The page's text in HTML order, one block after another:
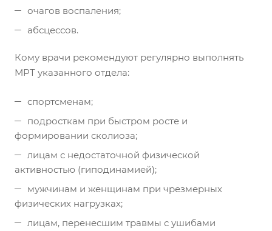
очагов воспаления;
абсцессов.
Кому врачи рекомендуют регулярно выполнять
МРТ указанного отдела:
спортсменам;
подросткам при быстром росте и
формировании сколиоза;
лицам с недостаточной физической
активностью (гиподинамией);
мужчинам и женщинам при чрезмерных
физических нагрузках;
лицам, перенесшим травмы с ушибами